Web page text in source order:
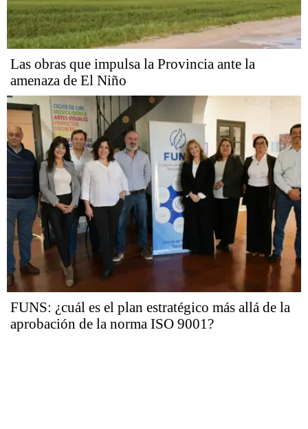
Las obras que impulsa la Provincia ante la
amenaza de El Niño
FUNS: ¿cuál es el plan estratégico más allá de la
aprobación de la norma ISO 9001?